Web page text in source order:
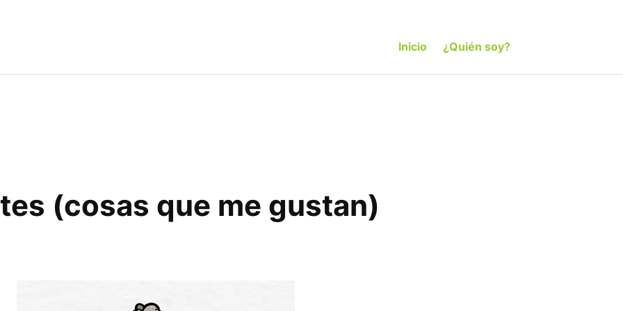
Inicio ¿Quién soy?
(cosas que me gustan)